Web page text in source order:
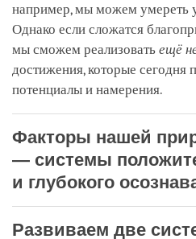
например, мы можем умереть
Однако если сложатся
мы сможем реализовать ещё
достижения, которые сегодня
потенциалы и намерения.
Факторы нашей
— системы
и глубокого
Развиваем две